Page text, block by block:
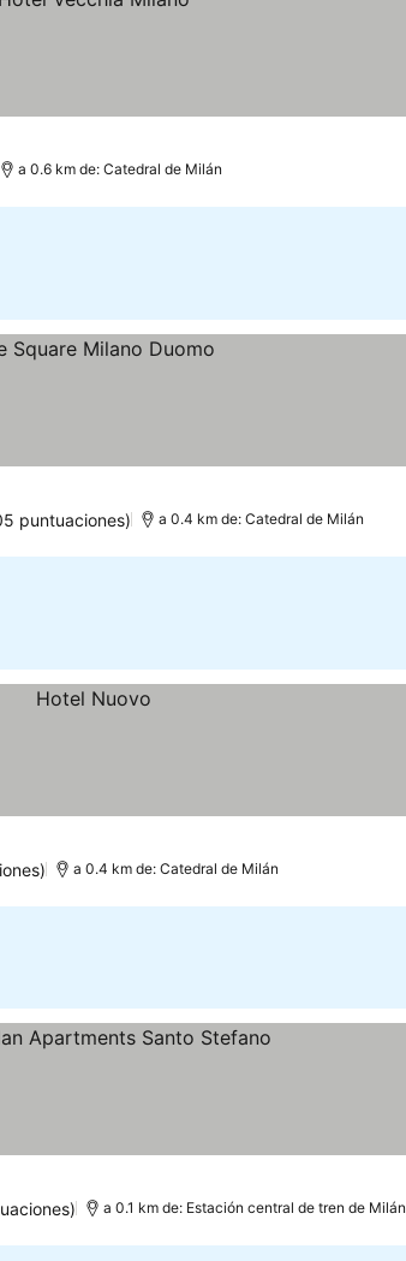
a 0.6 km de: Catedral de Milán
puntuaciones) a 0.4 km de: Catedral de Milán
a 0.4 km de: Catedral de Milán
a 0.1 km de: Estación central de tren de Milán